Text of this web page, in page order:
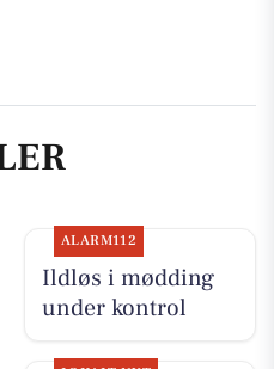
ALARM112
Ildløs i mødding
under kontrol